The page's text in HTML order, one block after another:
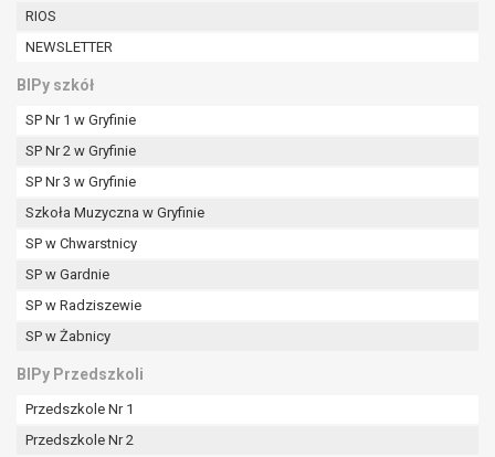
RIOS
NEWSLETTER
BIPy szkół
SP Nr 1 w Gryfinie
SP Nr 2 w Gryfinie
SP Nr 3 w Gryfinie
Szkoła Muzyczna w Gryfinie
SP w Chwarstnicy
SP w Gardnie
SP w Radziszewie
SP w Żabnicy
BIPy Przedszkoli
Przedszkole Nr 1
Przedszkole Nr 2